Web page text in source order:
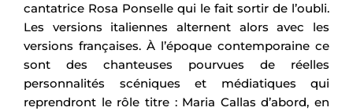
cantatrice Rosa Ponselle qui le fait sortir de l’oubli.
Les versions italiennes alternent alors avec les
versions françaises. À l’époque contemporaine ce
sont des chanteuses pourvues de réelles
personnalités scéniques et médiatiques qui
reprendront le rôle titre : Maria Callas d’abord, en